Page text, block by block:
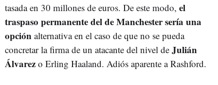
tasada en 30 millones de euros. De este modo, el
traspaso permanente del de Manchester sería una
opción alternativa en el caso de que no se pueda
concretar la firma de un atacante del nivel de Julián
Álvarez o Erling Haaland. Adiós aparente a Rashford.